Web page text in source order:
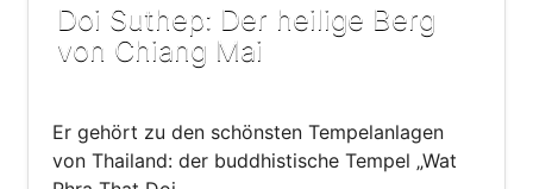
Doi Suthep: Der heilige Berg
von Chiang Mai
Er gehört zu den schönsten Tempelanlagen
von Thailand: der buddhistische Tempel „Wat